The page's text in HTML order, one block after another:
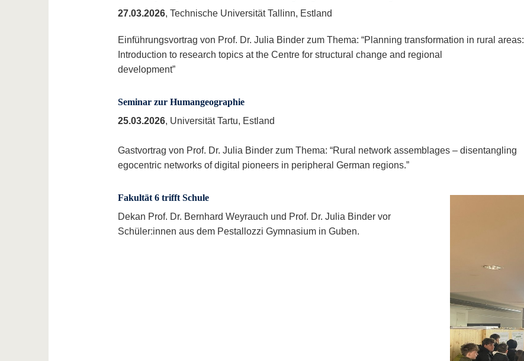
27.03.2026, Technische Universität Tallinn, Estland
Einführungsvortrag von Prof. Dr. Julia Binder zum Thema: “Planning transformation in rural areas:
Introduction to research topics at the Centre for structural change and regional
development”
Seminar zur Humangeographie
25.03.2026, Universität Tartu, Estland
Gastvortrag von Prof. Dr. Julia Binder zum Thema: “Rural network assemblages – disentangling
egocentric networks of digital pioneers in peripheral German regions.”
Fakultät 6 trifft Schule
Dekan Prof. Dr. Bernhard Weyrauch und Prof. Dr. Julia Binder vor
Schüler:innen aus dem Pestallozzi Gymnasium in Guben.